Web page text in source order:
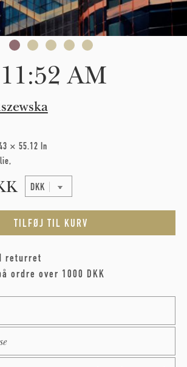
AM
× 55.12 In
returret
ordre over 1000 DKK